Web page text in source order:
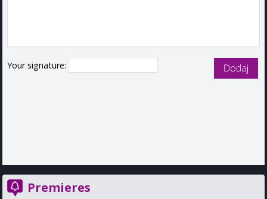
Your signature:
Premieres